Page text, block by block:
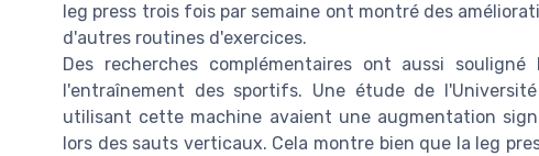
leg press trois fois par semaine ont montré des
d'autres routines d'exercices.
Des recherches complémentaires ont aussi
l'entraînement des sportifs. Une étude de
utilisant cette machine avaient une augmentation
lors des sauts verticaux. Cela montre bien que la leg